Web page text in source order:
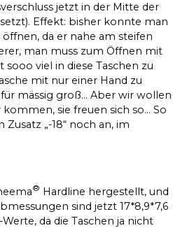
jetzt in der Mitte der
Effekt: bisher konnte man
da er nahe am steifen
man muss zum Öffnen mit
viel in diese Taschen zu
mit nur einer Hand zu
mässig groß… Aber wir wollen
sie freuen sich so… So
„-18“ noch an, im
® Hardline hergestellt, und
sind jetzt 17*8,9*7,6
da die Taschen ja nicht